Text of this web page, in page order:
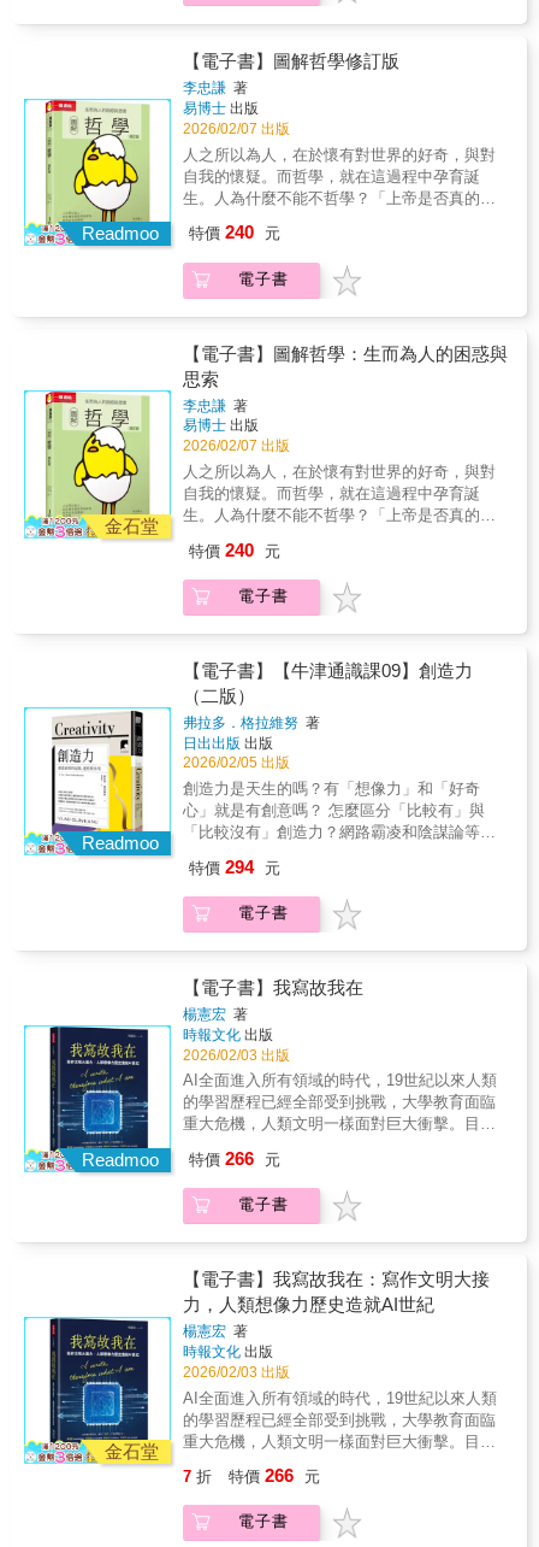
畫 孫有蓉──主筆 邱獻儀──文字協力◆給焦
斯毅──譯◆跟蘇格拉底學思辨 沃德‧法恩斯沃
斯──著 陳信宏──譯◆給所有人的世界哲學
史 羅伯特．索羅門、凱瑟琳．希金斯──著
黃煜文──譯◆衣裳哲學 湯瑪斯‧卡萊爾──
著 賴盈滿──譯◆成為大人的第一堂哲學課
小川仁志──著 談智涵──譯◆為什麼我們需要
政治哲學？ 查爾斯‧拉莫爾──著 陳禹仲──
譯◆超越國界的公民思辨 克瓦米．安東尼．
阿皮亞──著 盧靜──譯◆深夜裡的哲學家 史
活得有意義 約翰．卡格、強納森．范．貝爾
──著 李伊婷──譯◆焦慮的意義 薩米爾．喬
普拉──著 張馨方──譯 呂健吉──專業審訂
禹仲──譯
終點之前，有人願意替你，把最後一段路走
些你來不及知道的細節。如果你正在好好活
著，這本書會讓你重新理解——什麼叫做，真
正的告別。這本書適合你，如果你——• 對生
死、紀實書寫、真實人生有興趣• 曾經歷喪親，
卻難以言說• 不想被說教，只想被理解送行者，
站在最安靜的位置，替這個世界，完成無數次
告別。這不是一本讓你掉眼淚的書，而是一
最終目標，究竟是延長生命，還是守護一個人
『活得像自己』的權利？」本書從第一線居家
照護視角出發，揭示如何陪伴年邁的親友、以
及如何選擇自己的晚年生活型態，為現今處於
無緣社會、長壽地獄的時代，提供「理想離
世」的方法。面對人生終將迎來的最後一道課
題，重要的並非死亡造訪那刻是否孤單一人，
而是在此之前是否無依無靠──
人運送至此，再用毒氣大量滅絕。在滅絕營
中，囚犯只剩下勞動、篩選與死亡，生存成為
了漫長的折磨。活著的人為了下一餐、為了避
免被選入毒氣室，只能學會冷漠。在這裡，人
們在龐大灰色地帶之間游移，人性早已扭曲：
一個人可以既是受害者，也是劊子手。然而，
在最殘忍的時刻，希望與良善依然冒出了枝
枒。李維見證了冒死反抗的英雄、冒著入獄風
險而提供照顧的石匠，以及困在集中營卻伸出
然掙扎求生，只為了把故事傳承下去。多年以
後，當世界快速復原、正常生活再次運轉，李
維卻依然被記憶困住。在他心中，戰爭並沒有
們遺忘得太快；比死亡更刺痛的，是他活著回
來，卻永遠無法再成為原來的自己。本書不僅
描述罪惡，更攸關一個人在破碎之後如何繼續
相信人性。李維帶著沉重的故事走入校園，只
為了提醒從未見證過戰爭的世代，黑暗隨時都
會襲來，而記憶是抵抗的唯一方式。各界推薦
動人推薦房慧真 作家翁稷安 國立暨南國際
大學歷史學系副教授黃哲翰 中研院歐美所博
授張亦絢 作家本書特色倖存者經典的關鍵改
編：普利摩‧李維以《如果這是一個人》震撼全
世界，他的證詞是理解猶太大屠殺最核心、最
不可迴避的經典文本。然而原著的語氣冷峻、
受。圖像小說改編版的呈現更加親民，也更具
感受性，讓讀者能以「跟著作者走一段」的形
式，理解倖存者所背負的傷痛與責任。改編並
非簡化傳主，而是開啟一扇入口，使更多人得
以靠近、理解及銘記普利摩‧李維。以教室為舞
臺的敘述：改編本以教室為舞臺，讓經歷過人
性地獄的老人，站在一群仍然天真、仍然相信
世間的孩子面前，揭露權力、集體與道德的殘
酷真相。孩子提問的天真、師長的遲疑，以及
李維不得不重新打開傷口的瞬間，都有助於讀
者理解：歷史書中看似遙遠的暴行，其實真實
得會刺痛每一個人。
Readmoo
【電子書】圖解哲學修訂版
李忠謙 著
易博士 出版
2026/02/07 出版
人之所以為人，在於懷有對世界的好奇，與對
自我的懷疑。而哲學，就在這過程中孕育誕
生。人為什麼不能不哲學？「上帝是否真的存
麼？」「朝政敗壞、生活不順遂，該如何安身
立命？」當你開始思考這些問題時，其實哲學
的思辨就已經開始。哲學的內容含括世界存在
也是屬於哲學的一部分……但是，哲學是什
麼？這個提問連哲學家們都難以明確地定義描
述，然而正如哲學的希臘文是「愛智慧」一
樣，對智慧的熱愛與追求，就是哲學。「本書
的內容涵蓋東西方重要哲學家，介紹的順序雖
然按照時間的先後，但重點並未放在哲學概念
或內容的歷史發展，而是放在個別哲學家學說
的介紹。作者以流暢的文筆，清楚地介紹重要
哲學家的一些重要概念及學說，確實做到了簡
明易懂而又不致誤導的地步。」─林正弘
特價 240 元
電子書
金石堂
【電子書】圖解哲學：生而為人的困惑與
思索
李忠謙 著
易博士 出版
2026/02/07 出版
人之所以為人，在於懷有對世界的好奇，與對
自我的懷疑。而哲學，就在這過程中孕育誕
生。人為什麼不能不哲學？「上帝是否真的存
麼？」「朝政敗壞、生活不順遂，該如何安身
立命？」當你開始思考這些問題時，其實哲學
的思辨就已經開始。哲學的內容含括世界存在
也是屬於哲學的一部分……但是，哲學是什
麼？這個提問連哲學家們都難以明確地定義描
述，然而正如哲學的希臘文是「愛智慧」一
樣，對智慧的熱愛與追求，就是哲學。「本書
的內容涵蓋東西方重要哲學家，介紹的順序雖
然按照時間的先後，但重點並未放在哲學概念
或內容的歷史發展，而是放在個別哲學家學說
的介紹。作者以流暢的文筆，清楚地介紹重要
哲學家的一些重要概念及學說，確實做到了簡
明易懂而又不致誤導的地步。」─林正弘
特價 240 元
電子書
Readmoo
【電子書】【牛津通識課09】創造力
（二版）
弗拉多．格拉維努 著
日出出版 出版
2026/02/05 出版
創造力是天生的嗎？有「想像力」和「好奇
心」就是有創意嗎？ 怎麼區分「比較有」與
「比較沒有」創造力？網路霸凌和陰謀論等惡
最受歡迎通識讀本，用最簡明的方式了解創造
力賦予世界的無限可能。從史前時代的用火、
中世紀的雄偉教堂、文藝復興時期的畫作與科
我們與他人產生連結，由此建構出自我認同，
進而賦予生命更多意義。創造力大多時候被認
為是有價值的，因為它直接或間接地帶來了經
濟與文化上的貢獻，所以人們積極培養有創造
力的人才——企業不斷追求創新，就連政治人
物也在政策上謀求創造性。創造力是由不同的
文化與歷史脈絡交織出的複雜現象，本書跨越
學科界線，從心理學、哲學、社會學等不同視
角，探索創造力的歷史、理論與實踐，有助我
樣物品是否隱含創造力，該由誰定義？是否有
令人信服的創造力評估方式？★世人對〈蒙娜
麗莎〉的高度評價為何能亙古不變？上個世紀
有創意的東西，在未來仍被青睞的可能性是能
夠預測的嗎？★有創意的人具備什麼人格特
質？智商愈高愈有創造力？ ★藝術、科學、政
治等不同領域的創意表現有相似處嗎？ ★創造
力有大小之分、有善惡之別？ 創造力的運作和
內在價值隨著社會變遷而演進，作者分析創造
力包含的三大要素：創造者、創造物、創造歷
程。本書循序漸進說明創造力的源起與進展
——創造者的心理特徵、推動者、創造物的生
關於「創造力」更多面向、更豐富的深層知
識。【你是知識控嗎？關於牛津通識課】用最
簡明直白的方式，了解現代人最需要知道的大
特價 294 元
電子書
Readmoo
【電子書】我寫故我在
楊憲宏 著
時報文化 出版
2026/02/03 出版
AI全面進入所有領域的時代，19世紀以來人類
的學習歷程已經全部受到挑戰，大學教育面臨
重大危機，人類文明一樣面對巨大衝擊。目前
有如洪水般淹沒傳統知識的殿堂。Stronger AI
則已經在孕育中。在此不確定的年代，接續
2024年12月出版《寫作的靈現》（Mind
的歷史編寫成年表，2500年來，靠書寫成就的
文明，形成一種人類最聰明大腦「意識經驗」
的馬拉松接力，終於形成了AI的史前史，沒有
這2500年智者穿牆而出，天才由地湧現，凝聚
了集體智能（collective intelligence）的超時空
聯繫，不可能有今天開放創新（open
innovation）的AI橫空出世。作者楊憲宏年輕時
代是腦科學的研究者，1980年代就在台灣大學
醫學院生理研究所以「自主神經系統」
（autonomic nervous system）作為碩士研究
感受（mind experiencing）在大腦形成「世界
模型」（world model）記憶的核心自動機制。
特價 266 元
電子書
金石堂
【電子書】我寫故我在：寫作文明大接
力，人類想像力歷史造就AI世紀
楊憲宏 著
時報文化 出版
2026/02/03 出版
AI全面進入所有領域的時代，19世紀以來人類
的學習歷程已經全部受到挑戰，大學教育面臨
重大危機，人類文明一樣面對巨大衝擊。目前
有如洪水般淹沒傳統知識的殿堂。Stronger AI
則已經在孕育中。在此不確定的年代，接續
2024年12月出版《寫作的靈現》（Mind
7 折 特價 266 元
電子書